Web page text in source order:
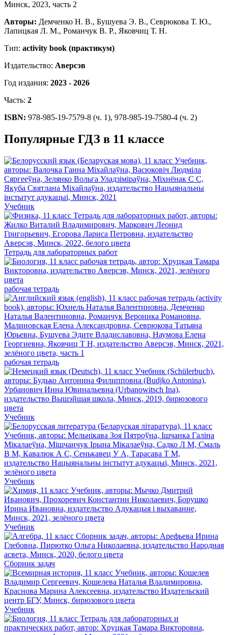
Авторы: Демченко Н. В., Бушуева Э. В., Севрюкова Т. Ю.,
Лапицкая Л. М., Романчук В. Р., Яковчиц Т. Н.
Тип: activity book (практикум)
Издательство: Аверсэв
Год издания: 2023 - 2026
Часть: 2
ISBN: 978-985-19-7579-8 (ч. 1), 978-985-19-7580-4 (ч. 2)
Популярные ГДЗ в 11 классе
Учебник
Тетрадь для лабораторных работ
рабочая тетрадь
рабочая тетрадь
Учебник
Учебник
Учебник
Сборник задач
Учебник